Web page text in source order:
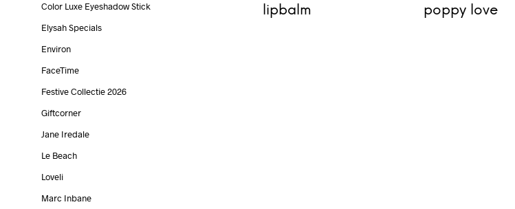
Color Luxe Eyeshadow Stick
Elysah Specials
Environ
FaceTime
Festive Collectie 2026
Giftcorner
Jane Iredale
Le Beach
Loveli
Marc Inbane
lipbalm poppy love